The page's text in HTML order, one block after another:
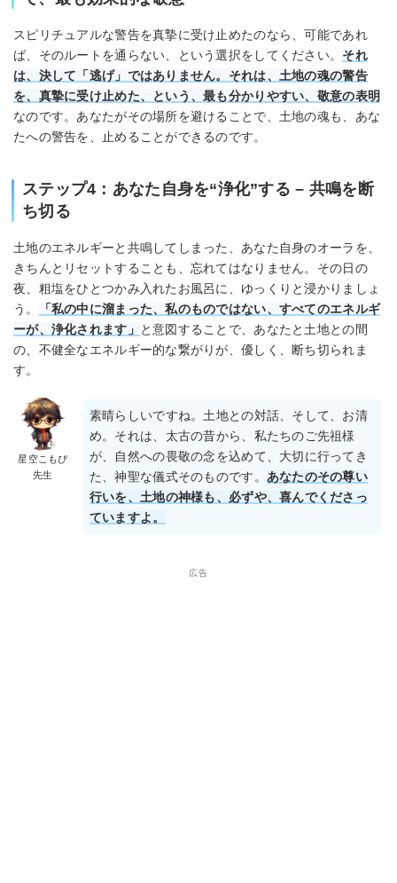
スピリチュアルな警告を真摯に受け止めたのなら、可能であれ
ば、そのルートを通らない、という選択をしてください。 それ
は、決して「逃げ」ではありません。それは、土地の魂の警告
を、真摯に受け止めた、という、最も分かりやすい、敬意の表明
なのです。あなたがその場所を避けることで、土地の魂も、あな
たへの警告を、止めることができるのです。
ステップ4：あなた自身を“浄化”する – 共鳴を断
ち切る
土地のエネルギーと共鳴してしまった、あなた自身のオーラを、
きちんとリセットすることも、忘れてはなりません。その日の
夜、粗塩をひとつかみ入れたお風呂に、ゆっくりと浸かりましょ
う。
「私の中に溜まった、私のものではない、すべてのエネルギ
ーが、浄化されます」 と意図することで、あなたと土地との間
の、不健全なエネルギー的な繋がりが、優しく、断ち切られま
す。
星空こもぴ
先生
素晴らしいですね。土地との対話、そして、お清
め。それは、太古の昔から、私たちのご先祖様
が、自然への畏敬の念を込めて、大切に行ってき
た、神聖な儀式そのものです。 あなたのその尊い
行いを、土地の神様も、必ずや、喜んでくださっ
ていますよ。
広告